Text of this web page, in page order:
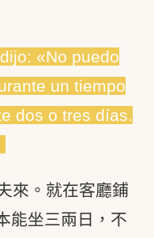
«No puedo
un tiempo
dos o tres días.
來。就在客廳鋪
能坐三兩日，不